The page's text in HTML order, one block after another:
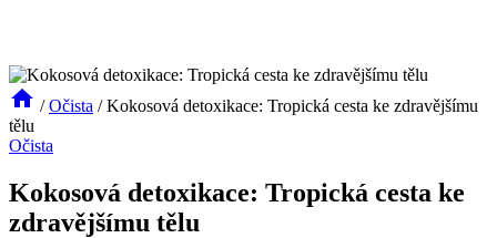
/ Očista / Kokosová detoxikace: Tropická cesta ke zdravějšímu
tělu
Očista
Kokosová detoxikace: Tropická cesta ke
zdravějšímu tělu